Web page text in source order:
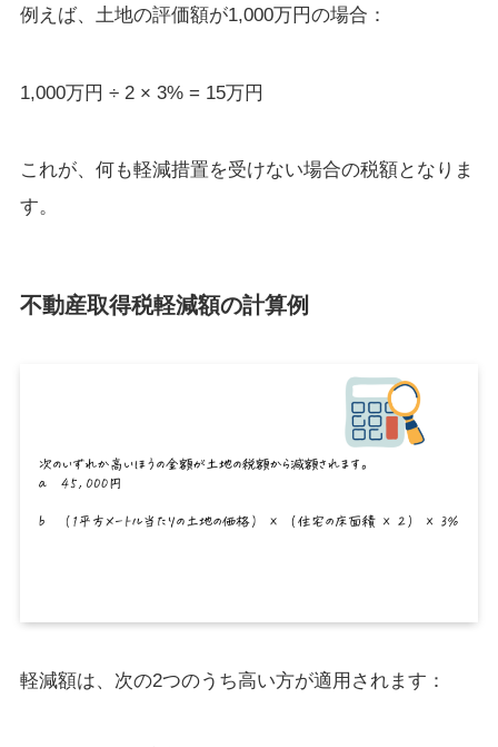
例えば、土地の評価額が1,000万円の場合：
1,000万円 ÷ 2 × 3% = 15万円
これが、何も軽減措置を受けない場合の税額となりま
す。
不動産取得税軽減額の計算例
軽減額は、次の2つのうち高い方が適用されます：